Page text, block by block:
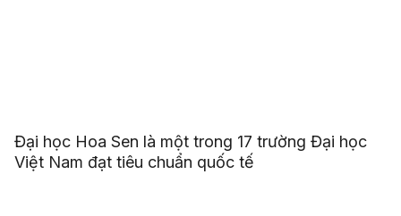
Đại học Hoa Sen là một trong 17 trường Đại học
Việt Nam đạt tiêu chuẩn quốc tế